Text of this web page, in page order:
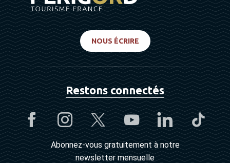
NOUS ÉCRIRE
Restons connectés
Abonnez-vous gratuitement à notre
newsletter mensuelle